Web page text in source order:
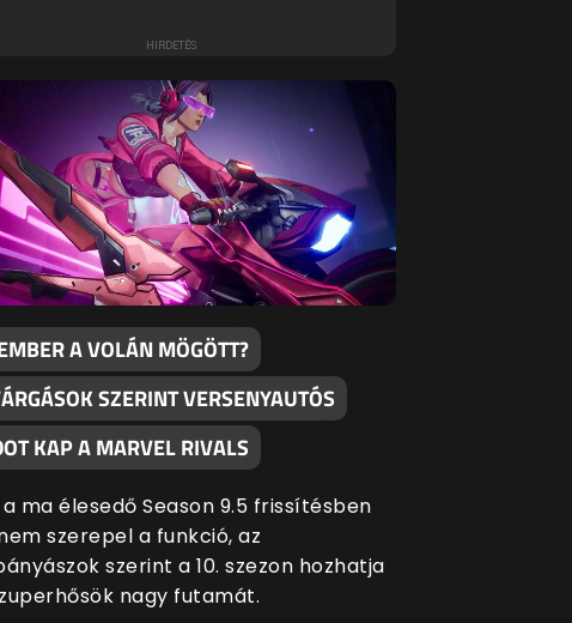
A VOLÁN MÖGÖTT?
SZERINT VERSENYAUTÓS
KAP A MARVEL RIVALS
a ma élesedő Season 9.5 frissítésben
szerepel a funkció, az
szerint a 10. szezon hozhatja
nagy futamát.